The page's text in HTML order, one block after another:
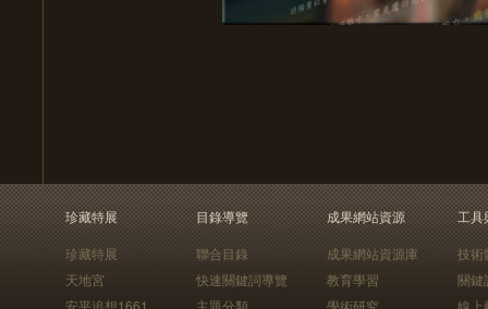
珍藏特展
珍藏特展
天地宮
安平追想1661
目錄導覽
聯合目錄
快速關鍵詞導覽
主題分類
成果網站資源
成果網站資源庫
教育學習
學術研究
工具
技術
關鍵
線上